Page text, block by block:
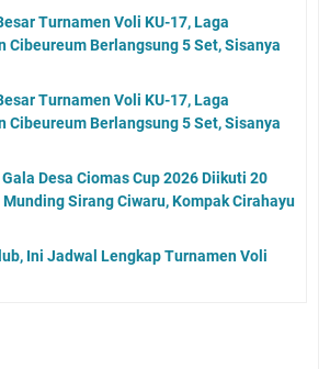
Turnamen Voli KU-17, Laga
Cibeureum Berlangsung 5 Set, Sisanya
Turnamen Voli KU-17, Laga
Cibeureum Berlangsung 5 Set, Sisanya
Desa Ciomas Cup 2026 Diikuti 20
Sirang Ciwaru, Kompak Cirahayu
Ini Jadwal Lengkap Turnamen Voli